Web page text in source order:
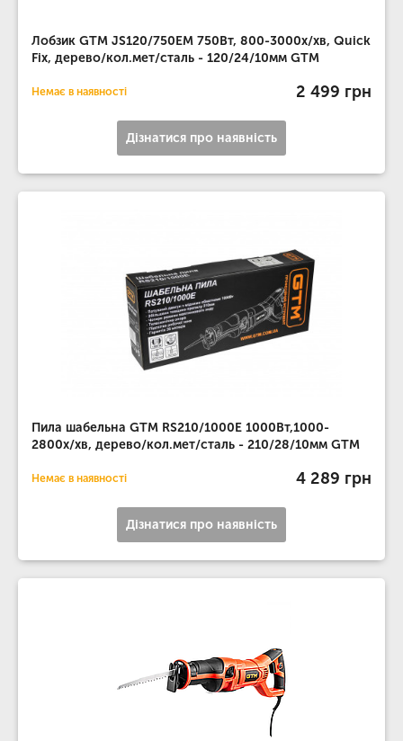
Лобзик GTM JS120/750EM 750Вт, 800-3000х/хв, Quick
Fix, дерево/кол.мет/сталь - 120/24/10мм GTM
Немає в наявності 2 499 грн
Дізнатися про наявність
Пила шабельна GTM RS210/1000E 1000Вт,1000-
2800х/хв, дерево/кол.мет/сталь - 210/28/10мм GTM
Немає в наявності 4 289 грн
Дізнатися про наявність